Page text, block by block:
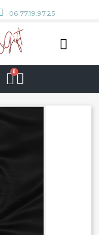
06.77.19.97.25